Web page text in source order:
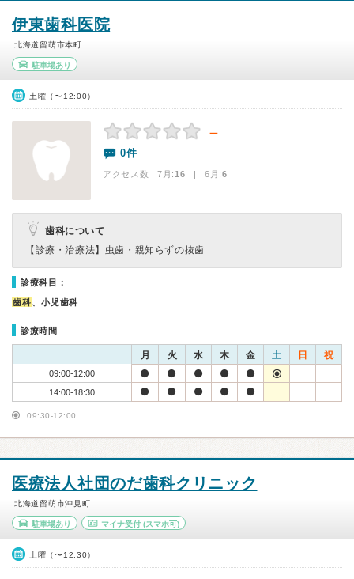
伊東歯科医院
北海道留萌市本町
駐車場あり
土曜（〜12:00）
－
0件
アクセス数 7月:16 | 6月:6
歯科について
【診療・治療法】 虫歯・親知らずの抜歯
診療科目：
歯科、小児歯科
診療時間
月 火 水 木 金 土 日 祝
09:00-12:00
14:00-18:30
09:30-12:00
医療法人社団のだ歯科クリニック
北海道留萌市沖見町
駐車場あり マイナ受付(スマホ可)
土曜（〜12:30）